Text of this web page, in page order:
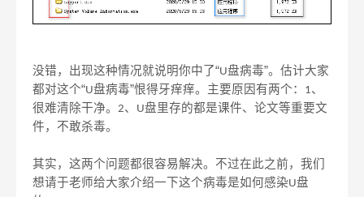
没错，出现这种情况就说明你中了“U盘病毒”。估计大家
都对这个“U盘病毒”恨得牙痒痒。主要原因有两个： 1、
很难清除干净。 2、 U盘里存的都是课件、论文等重要文
件，不敢杀毒。
其实，这两个问题都很容易解决。不过在此之前，我们
想请于老师给大家介绍一下这个病毒是如何感染U盘